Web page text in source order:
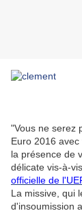
"Vous ne serez
Euro 2016 avec
la présence de
délicate vis-à-
officielle de
La missive, qui
d'insoumission